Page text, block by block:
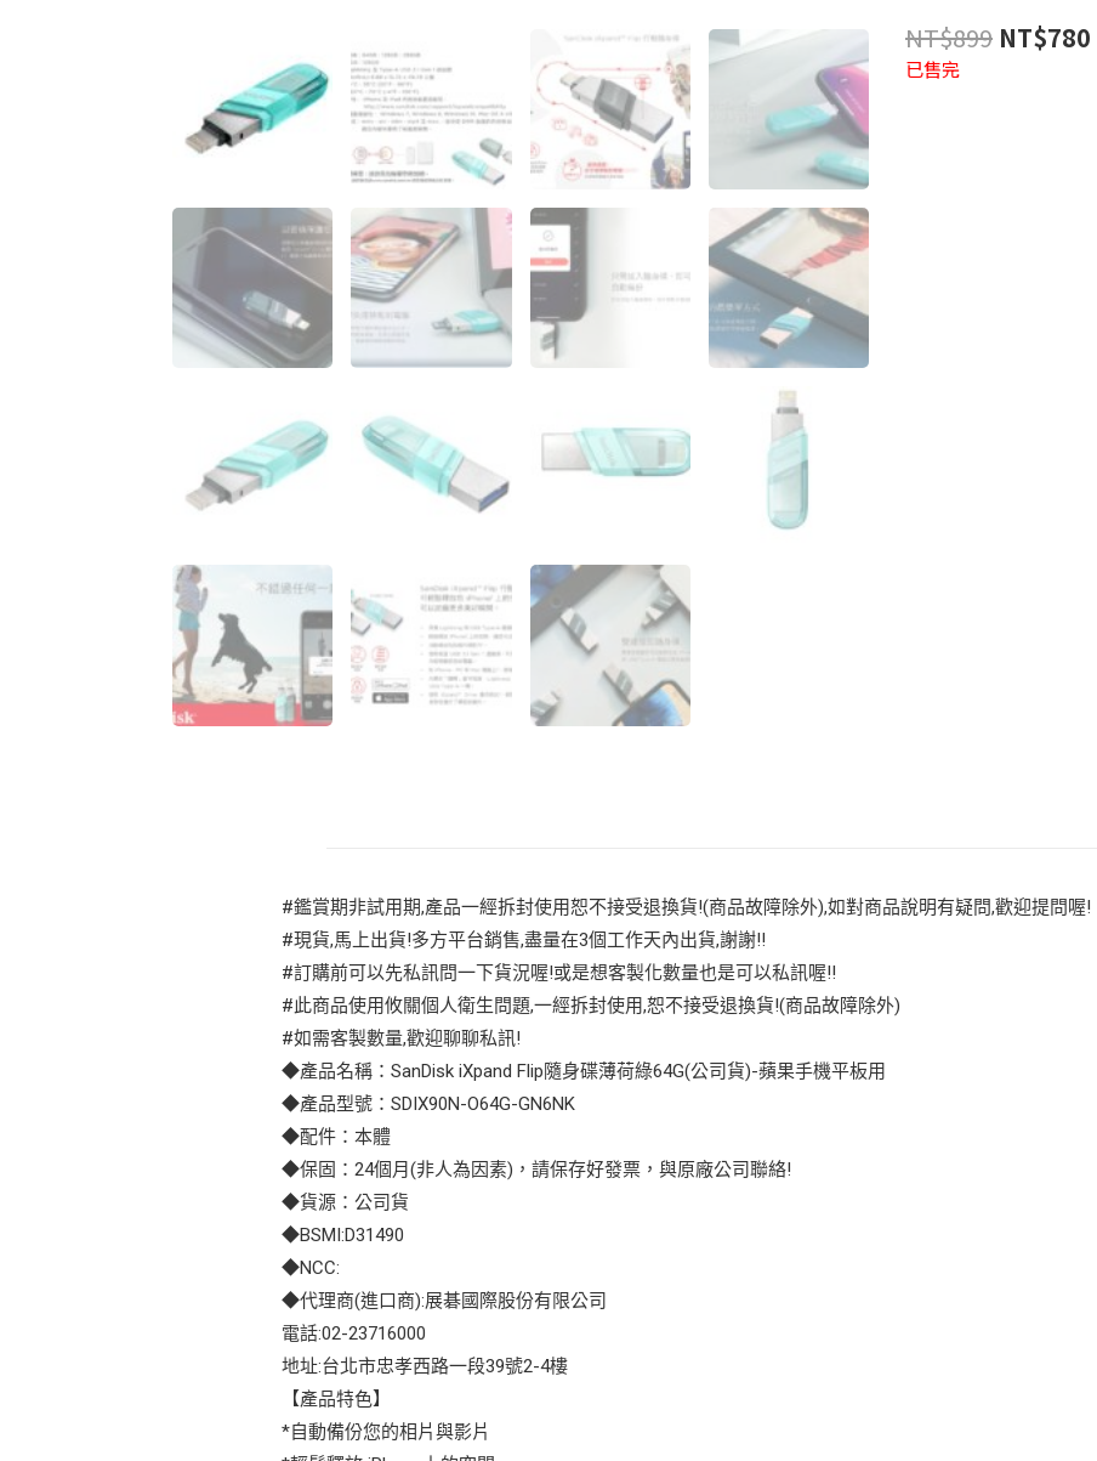
NT$899 NT$780
已售完
#鑑賞期非試用期,產品一經拆封使用恕不接受退換貨!(商品故障除外),如對商品說明有疑問,歡迎提問喔!
#現貨,馬上出貨!多方平台銷售,盡量在3個工作天內出貨,謝謝!!
#訂購前可以先私訊問一下貨況喔!或是想客製化數量也是可以私訊喔!!
#此商品使用攸關個人衛生問題,一經拆封使用,恕不接受退換貨!(商品故障除外)
#如需客製數量,歡迎聊聊私訊!
◆產品名稱：SanDisk iXpand Flip隨身碟薄荷綠64G(公司貨)-蘋果手機平板用
◆產品型號：SDIX90N-O64G-GN6NK
◆配件：本體
◆保固：24個月(非人為因素)，請保存好發票，與原廠公司聯絡!
◆貨源：公司貨
◆BSMI:D31490
◆NCC:
◆代理商(進口商):展碁國際股份有限公司
電話:02-23716000
地址:台北市忠孝西路一段39號2-4樓
【產品特色】
*自動備份您的相片與影片